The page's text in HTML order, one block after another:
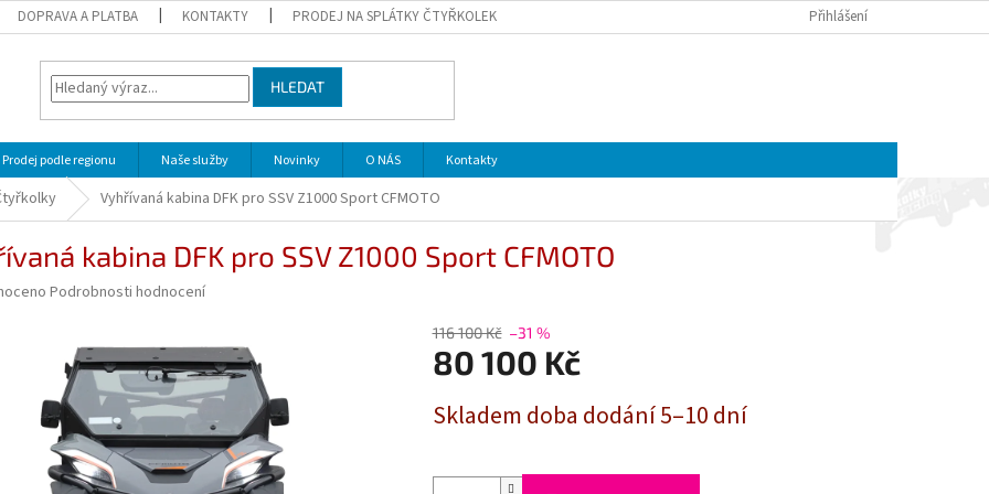
DOPRAVA A PLATBA KONTAKTY PRODEJ NA SPLÁTKY ČTYŘKOLEK A MOTOREK CFMOTO A GOES | ČTYŘKOLKY4U OBCHODNÍ PODMÍNKY
Přihlášení
HLEDAT
Prodej podle regionu Naše služby Novinky O NÁS Kontakty
Vyhřívaná kabina DFK pro SSV Z1000 Sport CFMOTO
kabina DFK pro SSV Z1000 Sport CFMOTO
Podrobnosti hodnocení
116 100 Kč –31 %
80 100 Kč
cena:
Skladem doba dodání 5–10 dní